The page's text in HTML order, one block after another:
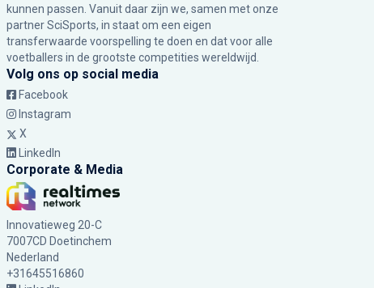
kunnen passen. Vanuit daar zijn we, samen met onze
partner SciSports, in staat om een eigen
transferwaarde voorspelling te doen en dat voor alle
voetballers in de grootste competities wereldwijd.
Volg ons op social media
Facebook
Instagram
X
LinkedIn
Corporate & Media
Innovatieweg 20-C
7007CD Doetinchem
Nederland
+31645516860